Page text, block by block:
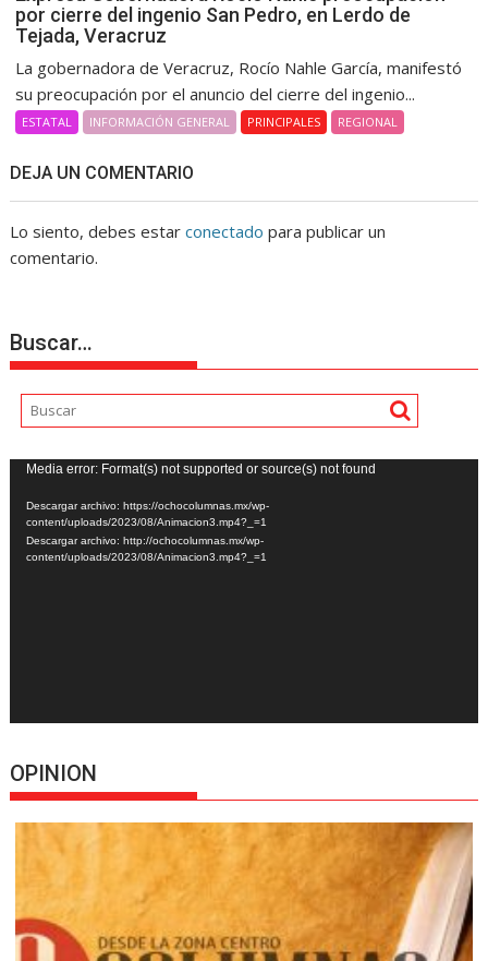
por cierre del ingenio San Pedro, en Lerdo de
Tejada, Veracruz
La gobernadora de Veracruz, Rocío Nahle García, manifestó
su preocupación por el anuncio del cierre del ingenio...
ESTATAL INFORMACIÓN GENERAL PRINCIPALES REGIONAL
DEJA UN COMENTARIO
Lo siento, debes estarconectado para publicar un
comentario.
Buscar…
Reproductor
de
vídeo
Media error: Format(s) not supported or source(s) not found
Descargar archivo: https://ochocolumnas.mx/wp-
content/uploads/2023/08/Animacion3.mp4?_=1
Descargar archivo: http://ochocolumnas.mx/wp-
content/uploads/2023/08/Animacion3.mp4?_=1
OPINION